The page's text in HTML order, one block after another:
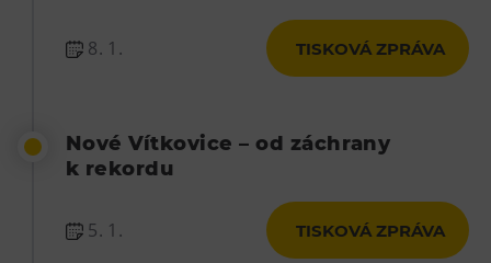
8. 1. TISKOVÁ ZPRÁVA
Nové Vítkovice – od záchrany
k rekordu
5. 1. TISKOVÁ ZPRÁVA